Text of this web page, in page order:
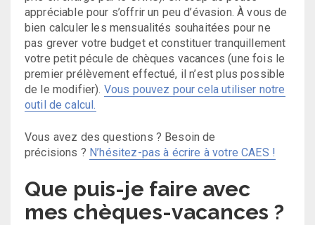
appréciable pour s’offrir un peu d’évasion. À vous de
bien calculer les mensualités souhaitées pour ne
pas grever votre budget et constituer tranquillement
votre petit pécule de chèques vacances (une fois le
premier prélèvement effectué, il n’est plus possible
de le modifier). Vous pouvez pour cela utiliser notre
outil de calcul.
Vous avez des questions ? Besoin de
précisions ? N’hésitez-pas à écrire à votre CAES !
Que puis-je faire avec
mes chèques-vacances ?